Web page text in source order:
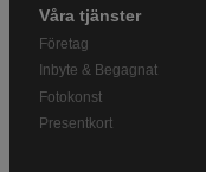
Våra tjänster
Företag
Inbyte & Begagnat
Fotokonst
Presentkort